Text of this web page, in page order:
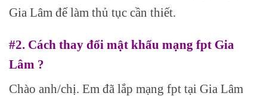
Gia Lâm để làm thủ tục cần thiết.
#2. Cách thay đổi mật khẩu mạng fpt Gia
Lâm ?
Chào anh/chị. Em đã lắp mạng fpt tại Gia Lâm